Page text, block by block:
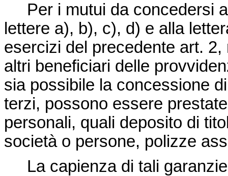
Per i mutui da concedersi
lettere a), b), c), d) e alla
esercizi del precedente art.
altri beneficiari delle
sia possibile la concessione
terzi, possono essere
personali, quali deposito di
società o persone, polizze
La capienza di tali